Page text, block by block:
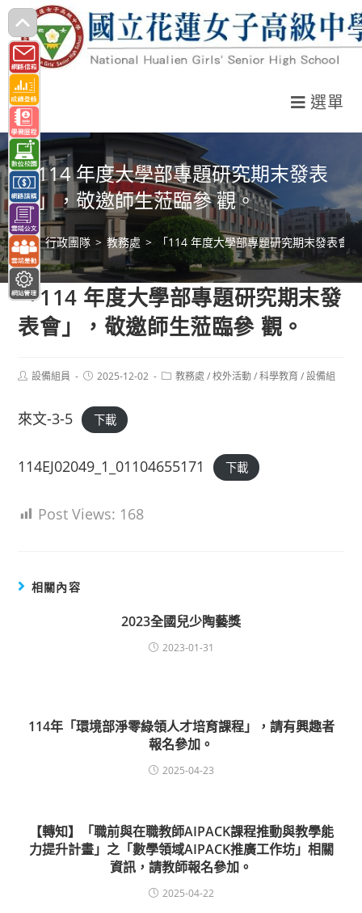
跳
轉
至
主
要
內
容
選單
「114 年度大學部專題研究期末發表
會」，敬邀師生蒞臨參 觀。
> 行政團隊 > 教務處 > 「114 年度大學部專題研究期末發表會
「114 年度大學部專題研究期末發
表會」，敬邀師生蒞臨參 觀。
Post設備組員
Post2025-12-02
Post教務處 / 校外活動 / 科學教育 / 設備組
來文-3-5 下載
114EJ02049_1_01104655171 下載
Post Views: 168
相關內容
2023全國兒少陶藝獎
2023-01-31
114年「環境部淨零綠領人才培育課程」，請有興趣者
報名參加。
2025-04-23
【轉知】「職前與在職教師AIPACK課程推動與教學能
力提升計畫」之「數學領域AIPACK推廣工作坊」相關
資訊，請教師報名參加。
2025-04-22